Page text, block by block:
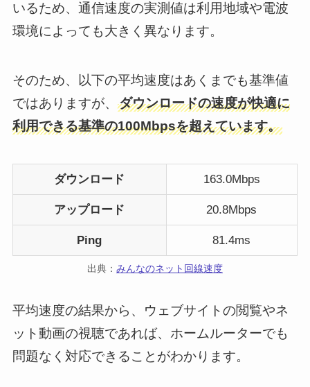
いるため、通信速度の実測値は利用地域や電波
環境によっても大きく異なります。
そのため、以下の平均速度はあくまでも基準値
ではありますが、 ダウンロードの速度が快適に
利用できる基準の100Mbpsを超えています。
ダウンロード 163.0Mbps
アップロード 20.8Mbps
Ping 81.4ms
出典： みんなのネット回線速度
平均速度の結果から、ウェブサイトの閲覧やネ
ット動画の視聴であれば、ホームルーターでも
問題なく対応できることがわかります。